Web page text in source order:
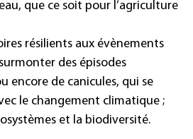
que ce soit pour l’agriculture
résilients aux évènements
des épisodes
encore de canicules, qui se
le changement climatique ;
et la biodiversité.